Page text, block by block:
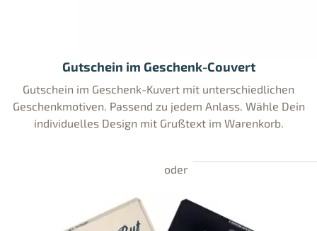
Gutschein im Geschenk-Couvert
Gutschein im Geschenk-Kuvert mit unterschiedlichen
Geschenkmotiven. Passend zu jedem Anlass. Wähle Dein
individuelles Design mit Grußtext im Warenkorb.